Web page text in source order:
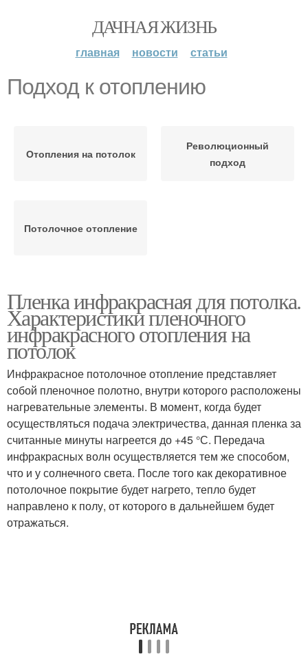
ДАЧНАЯ ЖИЗНЬ
главная новости статьи
Подход к отоплению
Отопления на потолок
Революционный
подход
Потолочное отопление
Пленка инфракрасная для потолка.
Характеристики пленочного
инфракрасного отопления на
потолок
Инфракрасное потолочное отопление представляет
собой пленочное полотно, внутри которого расположены
нагревательные элементы. В момент, когда будет
осуществляться подача электричества, данная пленка за
считанные минуты нагреется до +45 °С. Передача
инфракрасных волн осуществляется тем же способом,
что и у солнечного света. После того как декоративное
потолочное покрытие будет нагрето, тепло будет
направлено к полу, от которого в дальнейшем будет
отражаться.